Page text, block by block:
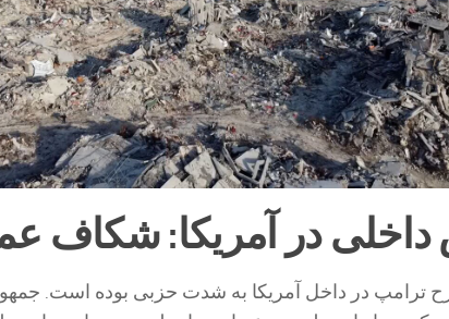
داخلی در آمریکا: شکاف
ترامپ در داخل آمریکا به شدت حزبی بوده است.